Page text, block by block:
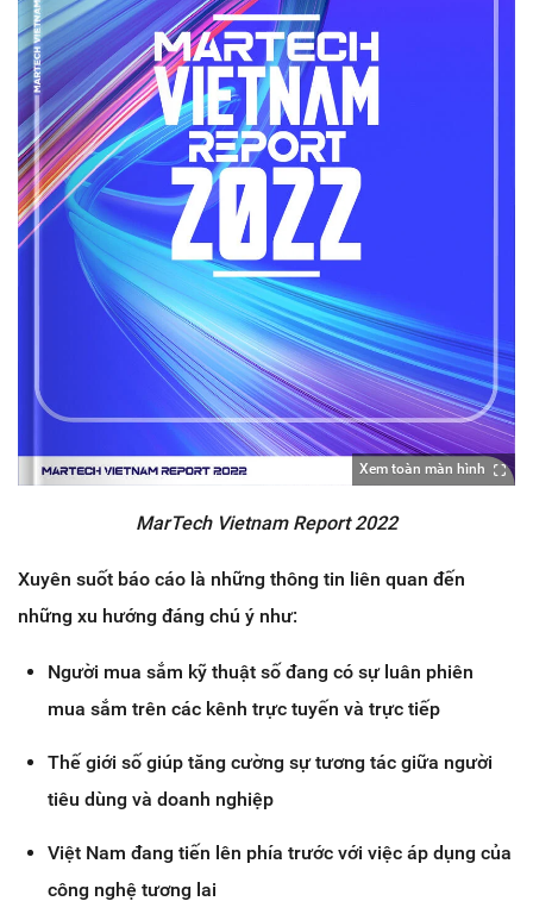
Xem toàn màn hình
MarTech Vietnam Report 2022
Xuyên suốt báo cáo là những thông tin liên quan đến
những xu hướng đáng chú ý như:
Người mua sắm kỹ thuật số đang có sự luân phiên
mua sắm trên các kênh trực tuyến và trực tiếp
Thế giới số giúp tăng cường sự tương tác giữa người
tiêu dùng và doanh nghiệp
Việt Nam đang tiến lên phía trước với việc áp dụng của
công nghệ tương lai